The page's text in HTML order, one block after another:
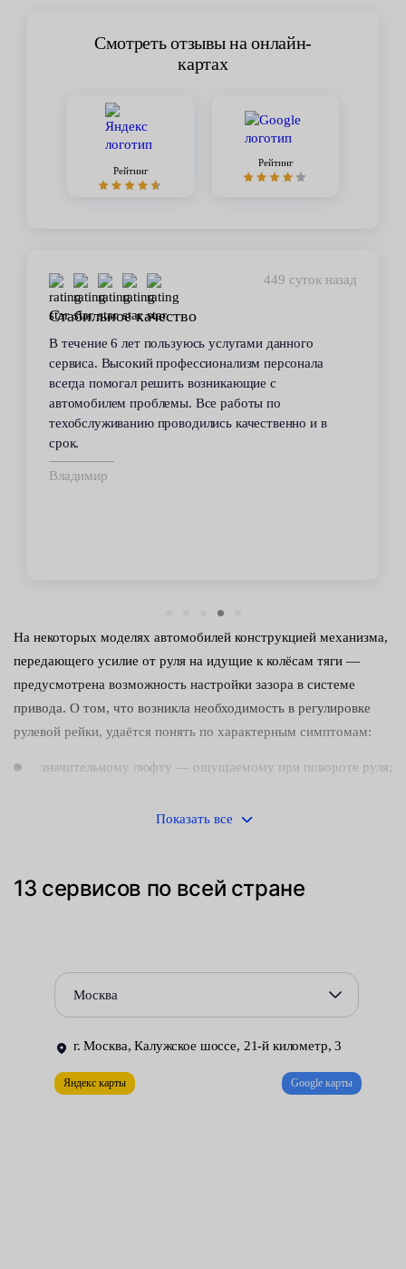
Смотреть отзывы на онлайн-
картах
Рейтинг
Рейтинг
449 суток назад
Стабильное качество
В течение 6 лет пользуюсь услугами данного
сервиса. Высокий профессионализм персонала
всегда помогал решить возникающие с
автомобилем проблемы. Все работы по
техобслуживанию проводились качественно и в
срок.
Владимир
На некоторых моделях автомобилей конструкцией механизма,
передающего усилие от руля на идущие к колёсам тяги —
предусмотрена возможность настройки зазора в системе
привода. О том, что возникла необходимость в регулировке
рулевой рейки, удаётся понять по характерным симптомам:
значительному люфту — ощущаемому при повороте руля;
Своевременно принятые меры позволяют устранить
Для устранения шумов и выставления правильного зазора
следует подтянуть расположенный на корпусе редуктора болт
Установить машину на подъёмник или смотровую яму.
Показать все
13 сервисов по всей стране
Москва
г. Москва, Калужское шоссе, 21-й километр, 3
Яндекс карты Google карты